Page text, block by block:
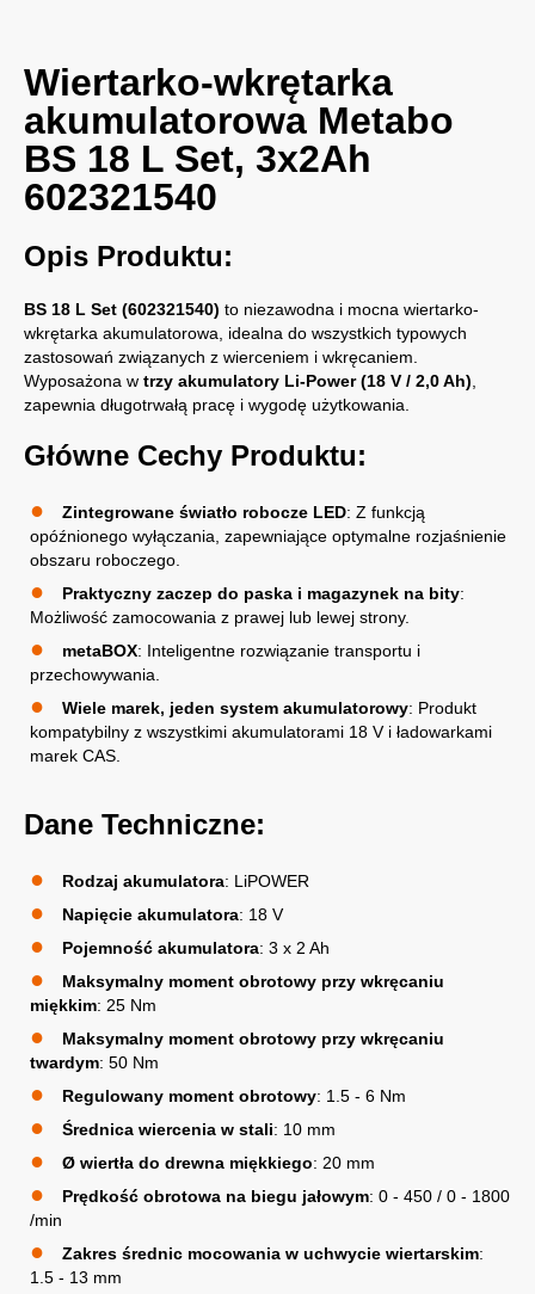
Wiertarko-wkrętarka
akumulatorowa Metabo
BS 18 L Set, 3x2Ah
602321540
Opis Produktu:
BS 18 L Set (602321540) to niezawodna i mocna wiertarko-
wkrętarka akumulatorowa, idealna do wszystkich typowych
zastosowań związanych z wierceniem i wkręcaniem.
Wyposażona w trzy akumulatory Li-Power (18 V / 2,0 Ah),
zapewnia długotrwałą pracę i wygodę użytkowania.
Główne Cechy Produktu:
Zintegrowane światło robocze LED: Z funkcją
opóźnionego wyłączania, zapewniające optymalne rozjaśnienie
obszaru roboczego.
Praktyczny zaczep do paska i magazynek na bity:
Możliwość zamocowania z prawej lub lewej strony.
metaBOX: Inteligentne rozwiązanie transportu i
przechowywania.
Wiele marek, jeden system akumulatorowy: Produkt
kompatybilny z wszystkimi akumulatorami 18 V i ładowarkami
marek CAS.
Dane Techniczne:
Rodzaj akumulatora: LiPOWER
Napięcie akumulatora: 18 V
Pojemność akumulatora: 3 x 2 Ah
Maksymalny moment obrotowy przy wkręcaniu
miękkim: 25 Nm
Maksymalny moment obrotowy przy wkręcaniu
twardym: 50 Nm
Regulowany moment obrotowy: 1.5 - 6 Nm
Średnica wiercenia w stali: 10 mm
Ø wiertła do drewna miękkiego: 20 mm
Prędkość obrotowa na biegu jałowym: 0 - 450 / 0 - 1800
/min
Zakres średnic mocowania w uchwycie wiertarskim:
1.5 - 13 mm